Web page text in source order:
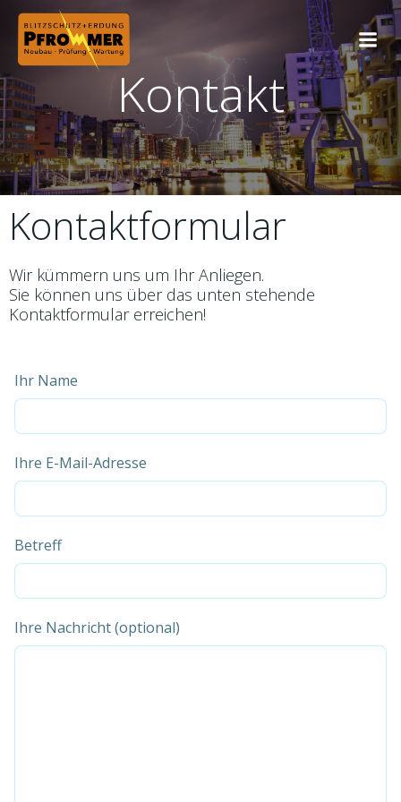
springen
Kontakt
Kontaktformular
Wir kümmern uns um Ihr Anliegen.
Sie können uns über das unten stehende
Kontaktformular erreichen!
Ihr Name
Ihre E-Mail-Adresse
Betreff
Ihre Nachricht (optional)